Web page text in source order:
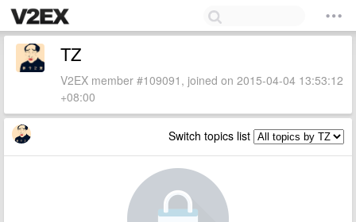
TZ
V2EX member #109091, joined on 2015-04-04 13:53:12
+08:00
Switch topics list